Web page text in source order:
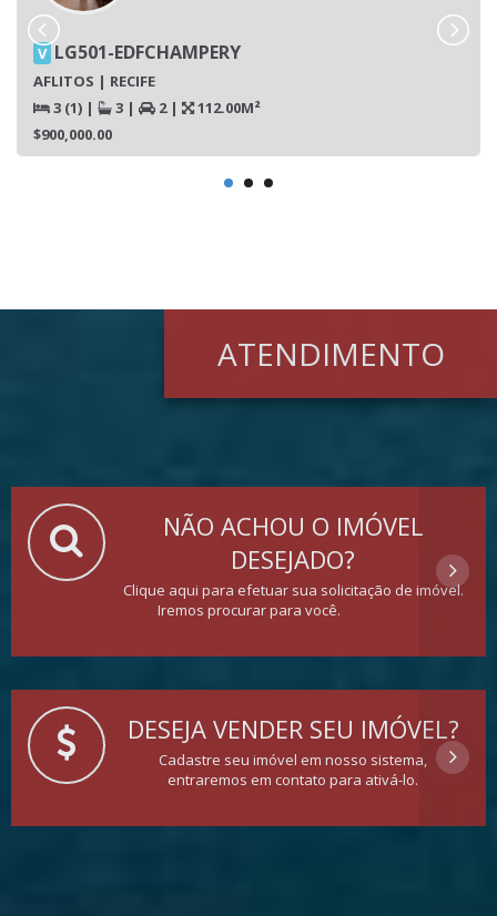
V LG501-EDFCHAMPERY
AFLITOS | RECIFE
3 (1) | 3 | 2 |
112.00M²
$900,000.00
ATENDIMENTO
NÃO ACHOU O IMÓVEL
DESEJADO?
Clique aqui para efetuar sua solicitação de imóvel.
Iremos procurar para você.
DESEJA VENDER SEU IMÓVEL?
Cadastre seu imóvel em nosso sistema,
entraremos em contato para ativá-lo.